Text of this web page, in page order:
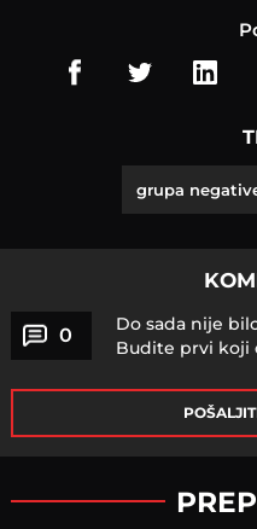
grupa
0
Do sada nije
Budite prvi koji